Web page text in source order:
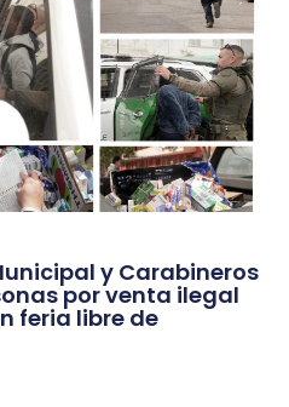
y Carabineros
por venta ilegal
feria libre de